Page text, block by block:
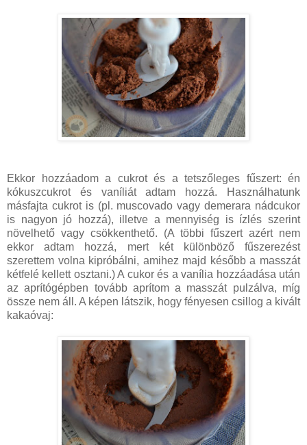
Ekkor hozzáadom a cukrot és a tetszőleges fűszert: én
kókuszcukrot és vaníliát adtam hozzá. Használhatunk
másfajta cukrot is (pl. muscovado vagy demerara nádcukor
is nagyon jó hozzá), illetve a mennyiség is ízlés szerint
növelhető vagy csökkenthető. (A többi fűszert azért nem
ekkor adtam hozzá, mert két különböző fűszerezést
szerettem volna kipróbálni, amihez majd később a masszát
kétfelé kellett osztani.) A cukor és a vanília hozzáadása után
az aprítógépben tovább aprítom a masszát pulzálva, míg
össze nem áll. A képen látszik, hogy fényesen csillog a kivált
kakaóvaj: